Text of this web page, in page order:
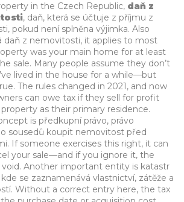
in the Czech Republic, daň z
, daň, která se účtuje z příjmu z
pokud není splněna výjimka. Also
daň z nemovitosti, it applies to most
was your main home for at least
sale. Many people assume they don’t
lived in the house for a while—but
The rules changed in 2021, and now
can owe tax if they sell for profit
as their primary residence.
is předkupní právo, právo
sousedů koupit nemovitost před
. If someone exercises this right, it can
your sale—and if you ignore it, the
Another important entity is katastr
se zaznamenává vlastnictví, zátěže a
. Without a correct entry here, the tax